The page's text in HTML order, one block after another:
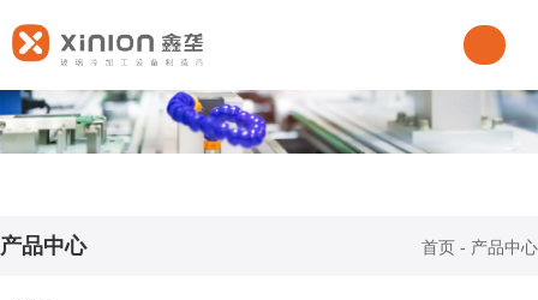
产品中心 首页 - 产品中心